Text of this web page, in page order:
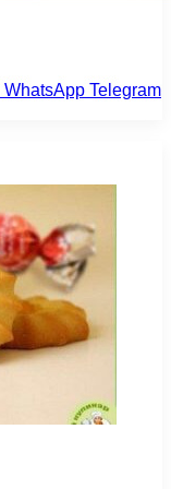
WhatsApp Telegram